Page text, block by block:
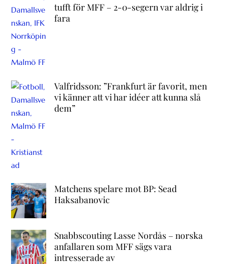
tufft för MFF – 2-0-segern var aldrig i
fara
Valfridsson: ”Frankfurt är favorit, men
vi känner att vi har idéer att kunna slå
dem”
Matchens spelare mot BP: Sead
Haksabanovic
Snabbscouting Lasse Nordås – norska
anfallaren som MFF sägs vara
intresserade av